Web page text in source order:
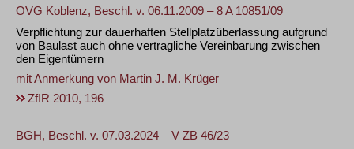
OVG Koblenz, Beschl. v. 06.11.2009 – 8 A 10851/09
Verpflichtung zur dauerhaften Stellplatzüberlassung aufgrund
von Baulast auch ohne vertragliche Vereinbarung zwischen
den Eigentümern
mit Anmerkung von Martin J. M. Krüger
ZfIR 2010, 196
BGH, Beschl. v. 07.03.2024 – V ZB 46/23